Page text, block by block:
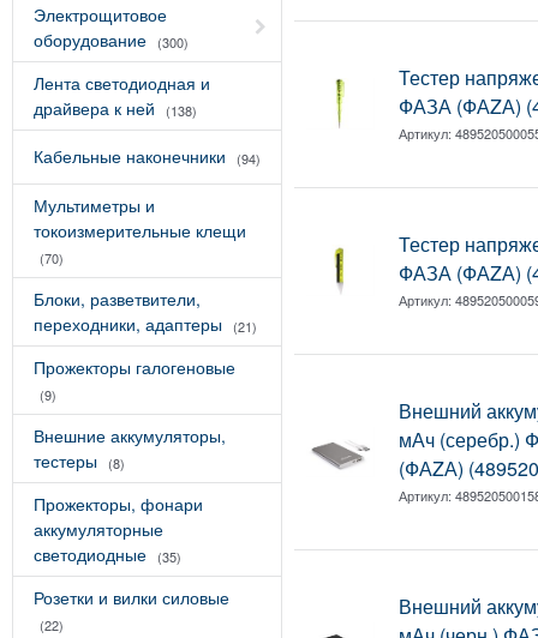
Электрощитовое
оборудование
(300)
Лента светодиодная и
драйвера к ней
(138)
Кабельные наконечники (94)
Мультиметры и
токоизмерительные клещи
(70)
Блоки, разветвители,
переходники, адаптеры
(21)
Прожекторы галогеновые
(9)
Внешние аккумуляторы,
тестеры
(8)
Прожекторы, фонари
аккумуляторные
светодиодные
(35)
Розетки и вилки силовые
(22)
Тестер
ФАЗА (ФАZА)
Артикул:
Тестер
ФАЗА (ФАZА)
Артикул:
Внешний
мАч (серебр.)
(ФАZА)
Артикул:
Внешний